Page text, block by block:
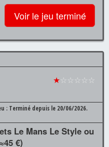
Voir le jeu terminé
★☆☆☆☆☆
: Terminé depuis le 20/06/2026.
Le Mans Le Style ou
€)